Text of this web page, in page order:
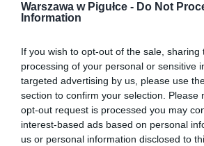
Warszawa w Pigułce - Do Not
Information
If you wish to opt-out of the sale, sharing
processing of your personal or sensitive
targeted advertising by us, please use
section to confirm your selection. Please
opt-out request is processed you may
interest-based ads based on personal
us or personal information disclosed to